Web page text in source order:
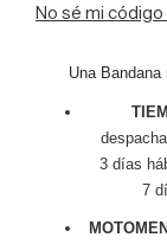
No sé mi
Una
3 días
7